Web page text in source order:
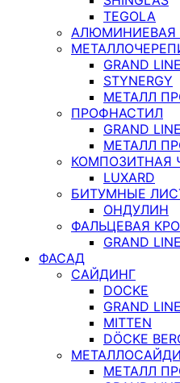
TEGOLA
АЛЮМИНИЕВАЯ
GRAND LINE
STYNERGY
МЕТАЛЛ
ПРОФНАСТИЛ
GRAND LINE
МЕТАЛЛ
КОМПОЗИТНАЯ
LUXARD
БИТУМНЫЕ
ОНДУЛИН
ФАЛЬЦЕВАЯ
GRAND LINE
ФАСАД
САЙДИНГ
DOCKE
GRAND LINE
MITTEN
DÖCKE
МЕТАЛЛ